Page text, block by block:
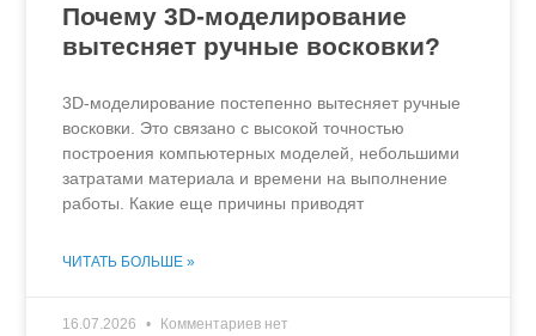
Почему 3D-моделирование
вытесняет ручные восковки?
3D-моделирование постепенно вытесняет ручные
восковки. Это связано с высокой точностью
построения компьютерных моделей, небольшими
затратами материала и времени на выполнение
работы. Какие еще причины приводят
ЧИТАТЬ БОЛЬШЕ »
16.07.2026 Комментариев нет